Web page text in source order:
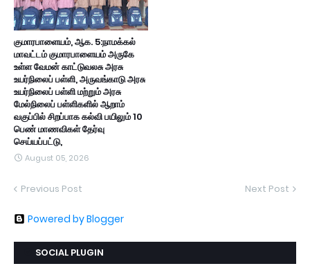
குமாரபாளையம், ஆக. 5:நாமக்கல்
மாவட்டம் குமாரபாளையம் அருகே
உள்ள வேமன் காட்டுவலசு அரசு
உயர்நிலைப் பள்ளி, அருவங்காடு அரசு
உயர்நிலைப் பள்ளி மற்றும் அரசு
மேல்நிலைப் பள்ளிகளில் ஆறாம்
வகுப்பில் சிறப்பாக கல்வி பயிலும் 10
பெண் மாணவிகள் தேர்வு
செய்யப்பட்டு,
August 05, 2026
Previous Post Next Post
Powered by Blogger
SOCIAL PLUGIN